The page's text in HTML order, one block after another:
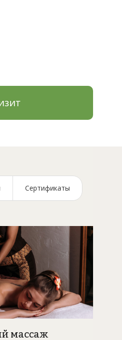
Сертификаты
массаж